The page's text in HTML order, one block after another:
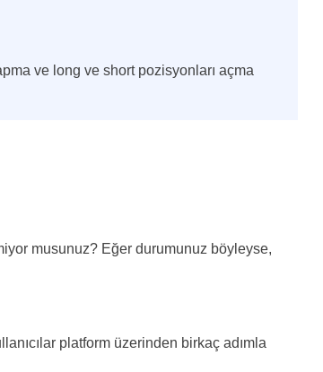
ve long ve short pozisyonları açma
musunuz? Eğer durumunuz böyleyse,
platform üzerinden birkaç adımla